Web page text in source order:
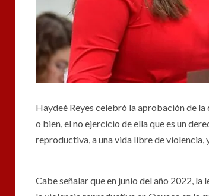
Haydeé Reyes celebró la aprobación de
o bien, el no ejercicio de ella que es un
reproductiva, a una vida libre de violencia,
Cabe señalar que en junio del año 2022,